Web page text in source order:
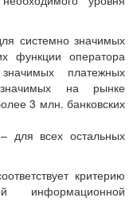
системно значимых
функции оператора
платежных
на рынке
3 млн. банковских
для всех остальных
критерию
информационной